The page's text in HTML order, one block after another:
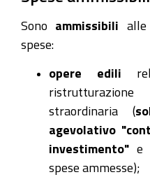
Sono ammissibili alle
spese:
opere edili
straordinaria (
agevolativo
investimento" e
spese ammesse);